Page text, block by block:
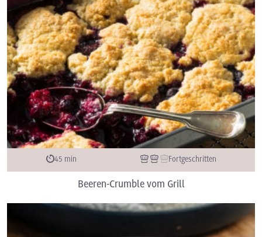
45 min Fortgeschritten
Beeren-Crumble vom Grill